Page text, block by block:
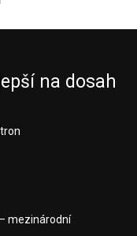
na dosah
– mezinárodní